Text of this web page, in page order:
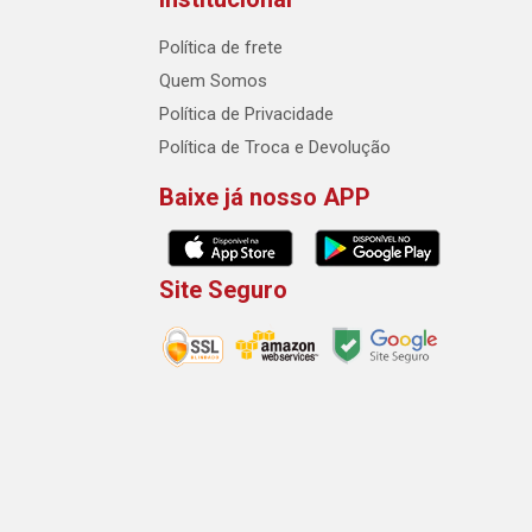
Política de frete
Quem Somos
Política de Privacidade
Política de Troca e Devolução
Baixe já nosso APP
Site Seguro